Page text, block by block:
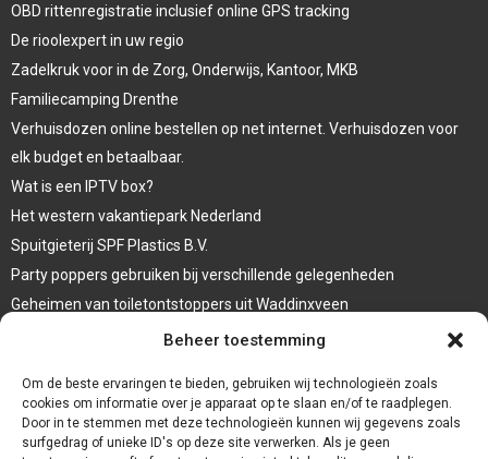
Beheer toestemming
Om de beste ervaringen te bieden, gebruiken wij technologieën zoals
cookies om informatie over je apparaat op te slaan en/of te raadplegen.
Door in te stemmen met deze technologieën kunnen wij gegevens zoals
surfgedrag of unieke ID's op deze site verwerken. Als je geen
OBD rittenregistratie inclusief online GPS tracking
De rioolexpert in uw regio
Zadelkruk voor in de Zorg, Onderwijs, Kantoor, MKB
Familiecamping Drenthe
Verhuisdozen online bestellen op net internet. Verhuisdozen voor
elk budget en betaalbaar.
Wat is een IPTV box?
Het western vakantiepark Nederland
Spuitgieterij SPF Plastics B.V.
Party poppers gebruiken bij verschillende gelegenheden
Geheimen van toiletontstoppers uit Waddinxveen
Vormen van terrasaankleding